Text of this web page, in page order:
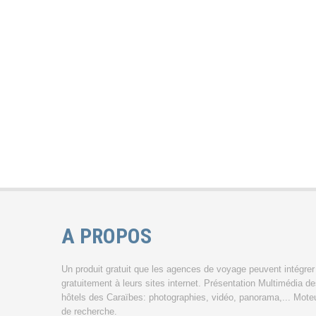
A PROPOS
Un produit gratuit que les agences de voyage peuvent intégrer
gratuitement à leurs sites internet. Présentation Multimédia
hôtels des Caraïbes: photographies, vidéo, panorama,...
de recherche.